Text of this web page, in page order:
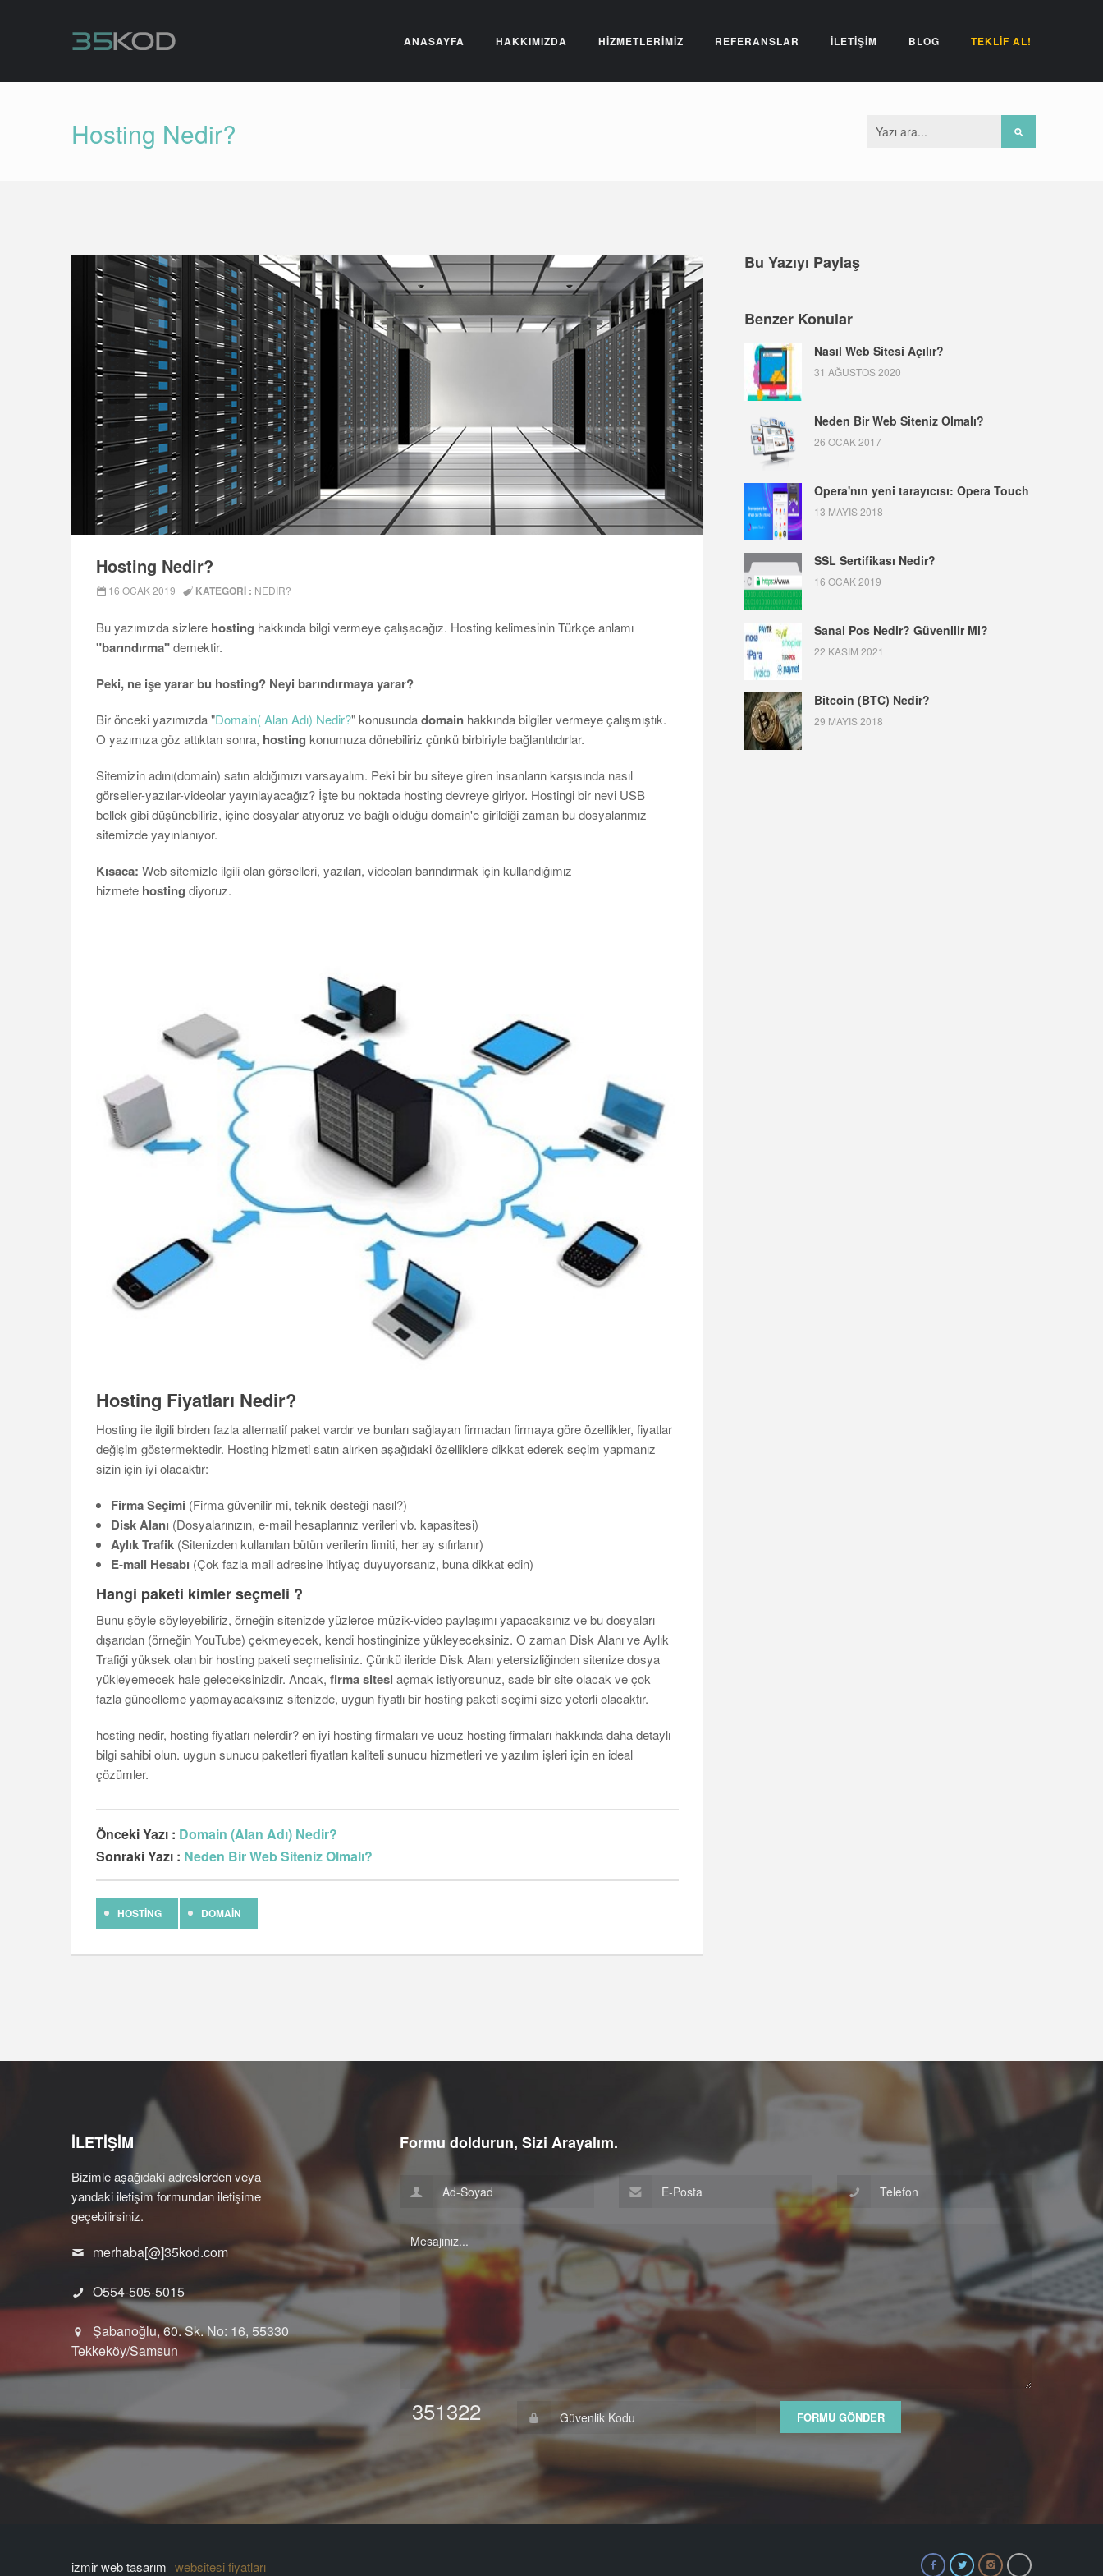
ANASAYFA HAKKIMIZDA HİZMETLERİMİZ REFERANSLAR İLETİŞİM BLOG TEKLİF AL!
Hosting Nedir?
Hosting Nedir?
16 OCAK 2019 KATEGORI : NEDIR?
Bu yazımızda sizlere hosting hakkında bilgi vermeye çalışacağız. Hosting kelimesinin Türkçe anlamı
"barındırma"demektir.
Peki, ne işe yarar bu hosting? Neyi barındırmaya yarar?
Bir önceki yazımızda "Domain( Alan Adı) Nedir?" konusundadomain hakkında bilgiler vermeye çalışmıştık.
O yazımıza göz attıktan sonra, hosting konumuza dönebiliriz çünkü birbiriyle bağlantılıdırlar.
Sitemizin adını(domain) satın aldığımızı varsayalım. Peki bir bu siteye giren insanların karşısında nasıl
görseller-yazılar-videolar yayınlayacağız? İşte bu noktada hosting devreye giriyor. Hostingi bir nevi USB
bellek gibi düşünebiliriz, içine dosyalar atıyoruz ve bağlı olduğu domain'e girildiği zaman bu dosyalarımız
sitemizde yayınlanıyor.
Kısaca: Web sitemizle ilgili olan görselleri, yazıları, videoları barındırmak için kullandığımız
hizmete hosting diyoruz.
Hosting Fiyatları Nedir?
Hosting ile ilgili birden fazla alternatif paket vardır ve bunları sağlayan firmadan firmaya göre özellikler, fiyatlar
değişim göstermektedir. Hosting hizmeti satın alırken aşağıdaki özelliklere dikkat ederek seçim yapmanız
sizin için iyi olacaktır:
Firma Seçimi (Firma güvenilir mi, teknik desteği nasıl?)
Disk Alanı (Dosyalarınızın, e-mail hesaplarınız verileri vb. kapasitesi)
Aylık Trafik (Sitenizden kullanılan bütün verilerin limiti, her ay sıfırlanır)
E-mail Hesabı (Çok fazla mail adresine ihtiyaç duyuyorsanız, buna dikkat edin)
Hangi paketi kimler seçmeli ?
Bunu şöyle söyleyebiliriz, örneğin sitenizde yüzlerce müzik-video paylaşımı yapacaksınız ve bu dosyaları
dışarıdan (örneğin YouTube) çekmeyecek, kendi hostinginize yükleyeceksiniz. O zaman Disk Alanı ve Aylık
Trafiği yüksek olan bir hosting paketi seçmelisiniz. Çünkü ileride Disk Alanı yetersizliğinden sitenize dosya
yükleyemecek hale geleceksinizdir. Ancak, firma sitesi açmak istiyorsunuz, sade bir site olacak ve çok
fazla güncelleme yapmayacaksınız sitenizde, uygun fiyatlı bir hosting paketi seçimi size yeterli olacaktır.
hosting nedir, hosting fiyatları nelerdir? en iyi hosting firmaları ve ucuz hosting firmaları hakkında daha detaylı
bilgi sahibi olun. uygun sunucu paketleri fiyatları kaliteli sunucu hizmetleri ve yazılım işleri için en ideal
çözümler.
Önceki Yazı : Domain (Alan Adı) Nedir?
Sonraki Yazı : Neden Bir Web Siteniz Olmalı?
HOSTING DOMAIN
Bu Yazıyı Paylaş
Benzer Konular
Nasıl Web Sitesi Açılır?
31 AĞUSTOS 2020
Neden Bir Web Siteniz Olmalı?
26 OCAK 2017
Opera'nın yeni tarayıcısı: Opera Touch
13 MAYIS 2018
SSL Sertifikası Nedir?
16 OCAK 2019
Sanal Pos Nedir? Güvenilir Mi?
22 KASIM 2021
Bitcoin (BTC) Nedir?
29 MAYIS 2018
İLETİŞİM
Bizimle aşağıdaki adreslerden veya
yandaki iletişim formundan iletişime
geçebilirsiniz.
merhaba[@]35kod.com
O554-505-5015
Şabanoğlu, 60. Sk. No: 16, 55330
Tekkeköy/Samsun
Formu doldurun, Sizi Arayalım.
351322
izmir web tasarım websitesi fiyatları